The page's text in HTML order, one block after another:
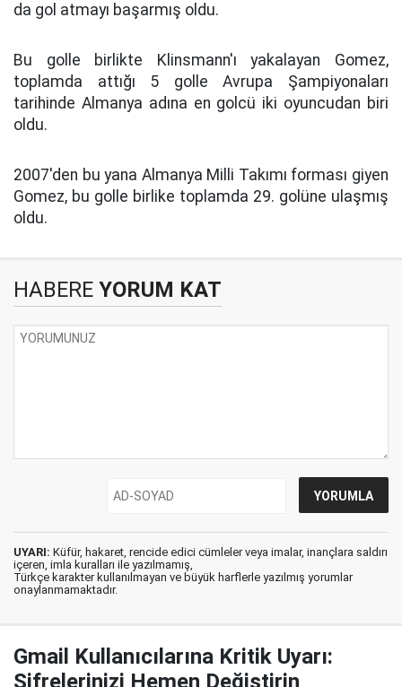
da gol atmayı başarmış oldu.
Bu golle birlikte Klinsmann'ı yakalayan Gomez,
toplamda attığı 5 golle Avrupa Şampiyonaları
tarihinde Almanya adına en golcü iki oyuncudan biri
oldu.
2007'den bu yana Almanya Milli Takımı forması giyen
Gomez, bu golle birlike toplamda 29. golüne ulaşmış
oldu.
HABERE YORUM KAT
UYARI: Küfür, hakaret, rencide edici cümleler veya imalar, inançlara saldırı
içeren, imla kuralları ile yazılmamış,
Türkçe karakter kullanılmayan ve büyük harflerle yazılmış yorumlar
onaylanmamaktadır.
Gmail Kullanıcılarına Kritik Uyarı:
Şifrelerinizi Hemen Değiştirin